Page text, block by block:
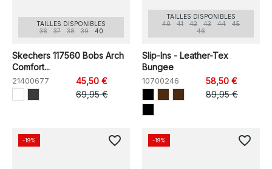
TAILLES DISPONIBLES
36
37 38 39 40
Skechers 117560 Bobs Arch
Comfort...
21400677
45,50 €
69,95 €
TAILLES DISPONIBLES
40
41 42 43 44
45
46
Slip-Ins - Leather-Tex
Bungee
10700246
58,50 €
89,95 €
-19% favorite_border -19% favorite_border